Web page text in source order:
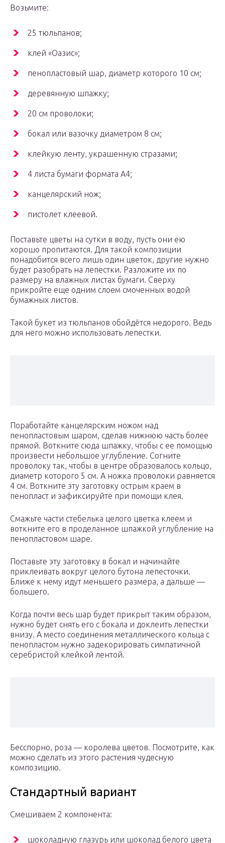
Возьмите:
25 тюльпанов;
клей «Оазис»;
пенопластовый шар, диаметр которого 10 см;
деревянную шпажку;
20 см проволоки;
бокал или вазочку диаметром 8 см;
клейкую ленту, украшенную стразами;
4 листа бумаги формата А4;
канцелярский нож;
пистолет клеевой.
Поставьте цветы на сутки в воду, пусть они ею
хорошо пропитаются. Для такой композиции
понадобится всего лишь один цветок, другие нужно
будет разобрать на лепестки. Разложите их по
размеру на влажных листах бумаги. Сверху
прикройте еще одним слоем смоченных водой
бумажных листов.
Такой букет из тюльпанов обойдётся недорого. Ведь
для него можно использовать лепестки.
Поработайте канцелярским ножом над
пенопластовым шаром, сделав нижнюю часть более
прямой. Воткните сюда шпажку, чтобы с ее помощью
произвести небольшое углубление. Согните
проволоку так, чтобы в центре образовалось кольцо,
диаметр которого 5 см. А ножка проволоки равняется
4 см. Воткните эту заготовку острым краем в
пенопласт и зафиксируйте при помощи клея.
Смажьте части стебелька целого цветка клеем и
воткните его в проделанное шпажкой углубление на
пенопластовом шаре.
Поставьте эту заготовку в бокал и начинайте
приклеивать вокруг целого бутона лепесточки.
Ближе к нему идут меньшего размера, а дальше —
большего.
Когда почти весь шар будет прикрыт таким образом,
нужно будет снять его с бокала и доклеить лепестки
внизу. А место соединения металлического кольца с
пенопластом нужно задекорировать симпатичной
серебристой клейкой лентой.
Бесспорно, роза — королева цветов. Посмотрите, как
можно сделать из этого растения чудесную
композицию.
Стандартный вариант
Смешиваем 2 компонента:
шоколадную глазурь или шоколад белого цвета